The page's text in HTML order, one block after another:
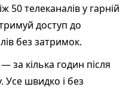
50 телеканалів у гарній
доступ до
без затримок.
— за кілька годин після
Усе швидко і без